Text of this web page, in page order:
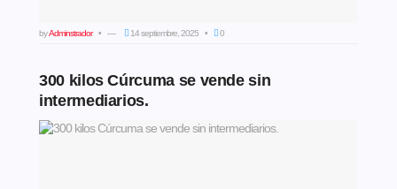
byAdminstrador 14 septiembre, 2025 0
300 kilos Cúrcuma se vende sin
intermediarios.